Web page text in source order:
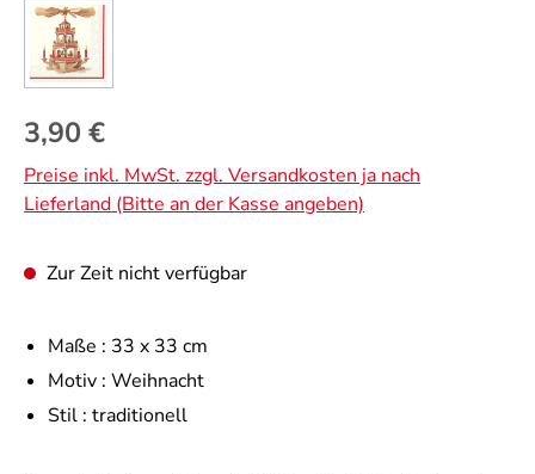
Regulärer Preis:
3,90 €
Preise inkl. MwSt. zzgl. Versandkosten ja nach
Lieferland (Bitte an der Kasse angeben)
Zur Zeit nicht verfügbar
Maße : 33 x 33 cm
Motiv : Weihnacht
Stil : traditionell